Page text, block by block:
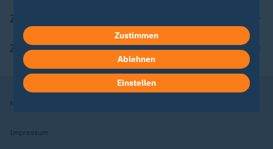
ZDFheute Apps
Nutzungsbedingungen
Impressum
Hier findest du das Impressum.
Weitere Informationen findest du in unserer
Datenschutzerklärung.
Zustimmen
Ablehnen
Einstellen